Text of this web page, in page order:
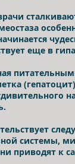
еще в
системы,
приводят к